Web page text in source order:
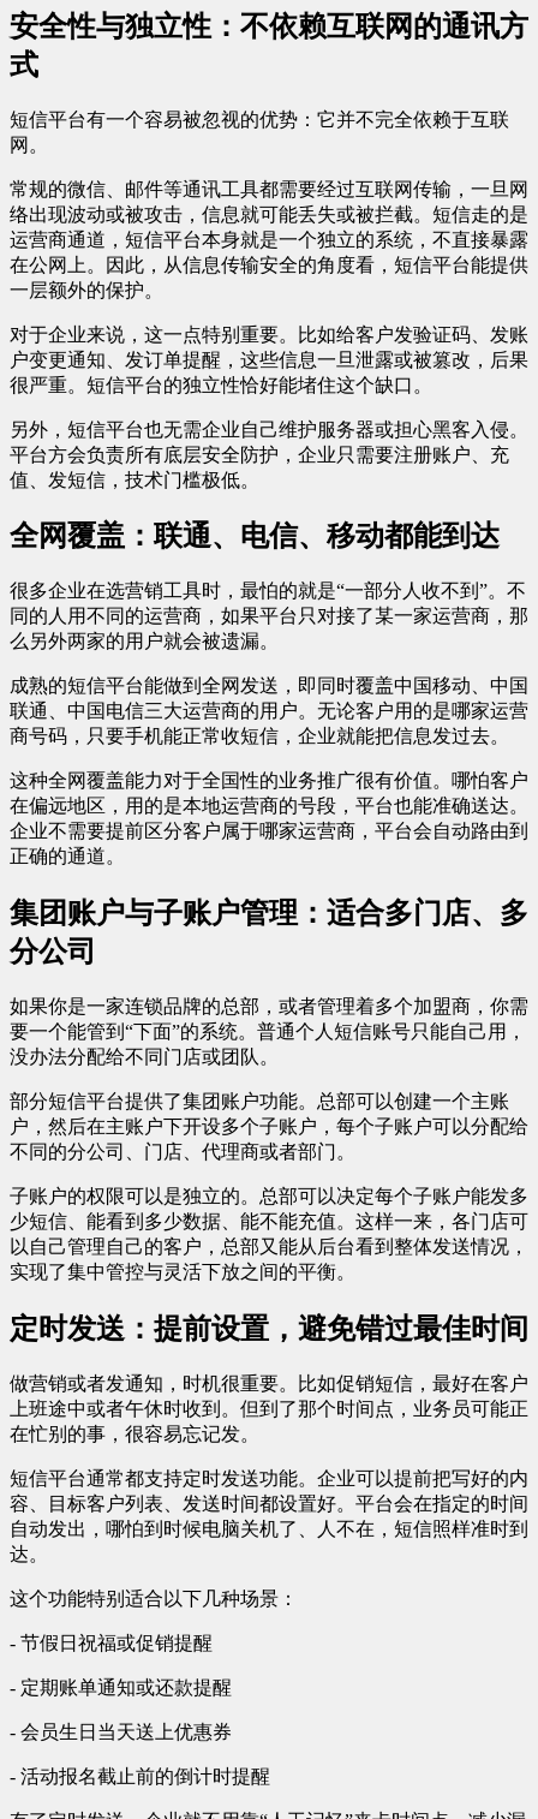
安全性与独立性：不依赖互联网的通讯方
式
短信平台有一个容易被忽视的优势：它并不完全依赖于互联
网。
常规的微信、邮件等通讯工具都需要经过互联网传输，一旦网
络出现波动或被攻击，信息就可能丢失或被拦截。短信走的是
运营商通道，短信平台本身就是一个独立的系统，不直接暴露
在公网上。因此，从信息传输安全的角度看，短信平台能提供
一层额外的保护。
对于企业来说，这一点特别重要。比如给客户发验证码、发账
户变更通知、发订单提醒，这些信息一旦泄露或被篡改，后果
很严重。短信平台的独立性恰好能堵住这个缺口。
另外，短信平台也无需企业自己维护服务器或担心黑客入侵。
平台方会负责所有底层安全防护，企业只需要注册账户、充
值、发短信，技术门槛极低。
全网覆盖：联通、电信、移动都能到达
很多企业在选营销工具时，最怕的就是“一部分人收不到”。不
同的人用不同的运营商，如果平台只对接了某一家运营商，那
么另外两家的用户就会被遗漏。
成熟的短信平台能做到全网发送，即同时覆盖中国移动、中国
联通、中国电信三大运营商的用户。无论客户用的是哪家运营
商号码，只要手机能正常收短信，企业就能把信息发过去。
这种全网覆盖能力对于全国性的业务推广很有价值。哪怕客户
在偏远地区，用的是本地运营商的号段，平台也能准确送达。
企业不需要提前区分客户属于哪家运营商，平台会自动路由到
正确的通道。
集团账户与子账户管理：适合多门店、多
分公司
如果你是一家连锁品牌的总部，或者管理着多个加盟商，你需
要一个能管到“下面”的系统。普通个人短信账号只能自己用，
没办法分配给不同门店或团队。
部分短信平台提供了集团账户功能。总部可以创建一个主账
户，然后在主账户下开设多个子账户，每个子账户可以分配给
不同的分公司、门店、代理商或者部门。
子账户的权限可以是独立的。总部可以决定每个子账户能发多
少短信、能看到多少数据、能不能充值。这样一来，各门店可
以自己管理自己的客户，总部又能从后台看到整体发送情况，
实现了集中管控与灵活下放之间的平衡。
定时发送：提前设置，避免错过最佳时间
做营销或者发通知，时机很重要。比如促销短信，最好在客户
上班途中或者午休时收到。但到了那个时间点，业务员可能正
在忙别的事，很容易忘记发。
短信平台通常都支持定时发送功能。企业可以提前把写好的内
容、目标客户列表、发送时间都设置好。平台会在指定的时间
自动发出，哪怕到时候电脑关机了、人不在，短信照样准时到
达。
这个功能特别适合以下几种场景：
- 节假日祝福或促销提醒
- 定期账单通知或还款提醒
- 会员生日当天送上优惠券
- 活动报名截止前的倒计时提醒